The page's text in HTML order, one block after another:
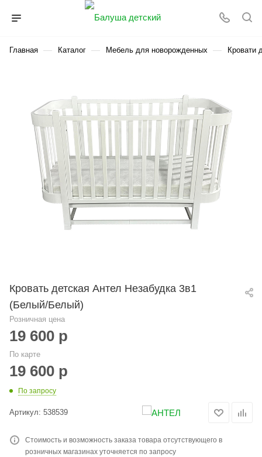
Главная — Каталог — Мебель для новорожденных — Кровати
Кровать детская Антел Незабудка 3в1
(Белый/Белый)
Розничная цена
19 600 р
По карте
19 600 р
По запросу
Артикул: 538539
Стоимость и возможность заказа товара отсутствующего в
розничных магазинах уточняется по запросу